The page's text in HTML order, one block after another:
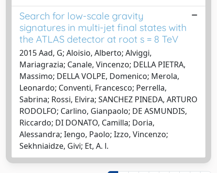
Search for low-scale gravity
signatures in multi-jet final states with
the ATLAS detector at root s = 8 TeV
2015 Aad, G; Aloisio, Alberto; Alviggi,
Mariagrazia; Canale, Vincenzo; DELLA PIETRA,
Massimo; DELLA VOLPE, Domenico; Merola,
Leonardo; Conventi, Francesco; Perrella,
Sabrina; Rossi, Elvira; SANCHEZ PINEDA, ARTURO
RODOLFO; Carlino, Gianpaolo; DE ASMUNDIS,
Riccardo; DI DONATO, Camilla; Doria,
Alessandra; Iengo, Paolo; Izzo, Vincenzo;
Sekhniaidze, Givi; Et, A. l.